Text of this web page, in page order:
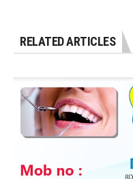
RELATED ARTICLES